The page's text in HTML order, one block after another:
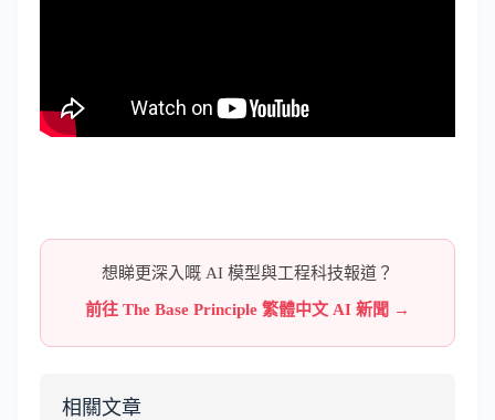
想睇更深入嘅 AI 模型與工程科技報道？
前往 The Base Principle 繁體中文 AI 新聞 →
相關文章